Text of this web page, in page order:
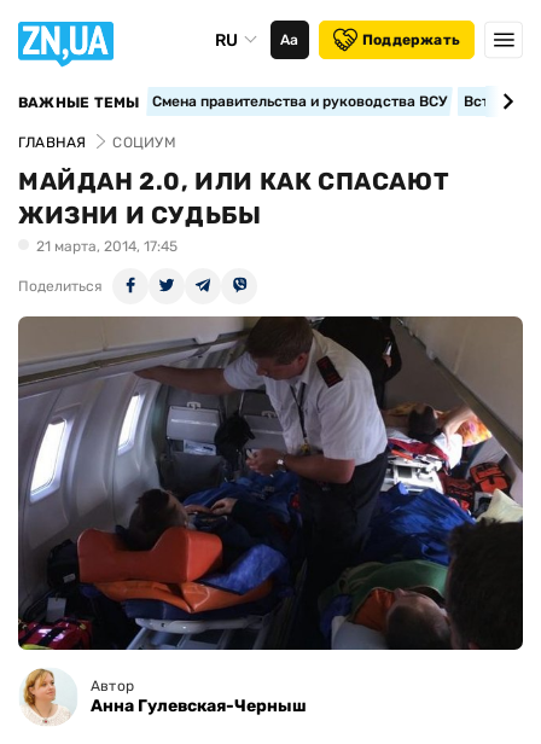
RU Аа Поддержать
ВАЖНЫЕ ТЕМЫ Смена правительства и руководства ВСУ
ГЛАВНАЯ СОЦИУМ
МАЙДАН 2.0, ИЛИ КАК СПАСАЮТ
ЖИЗНИ И СУДЬБЫ
21 марта, 2014, 17:45
Поделиться
Автор
Анна Гулевская-Черныш